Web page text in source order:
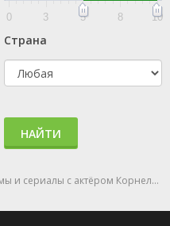
0 3 5 8 10
Страна
НАЙТИ
с актёром Корнелия Функе